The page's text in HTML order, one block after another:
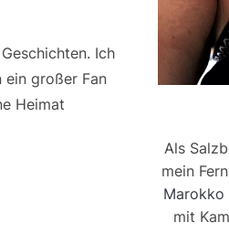
Ich
ein großer Fan
Heimat
Als
mein
Marokko
mit